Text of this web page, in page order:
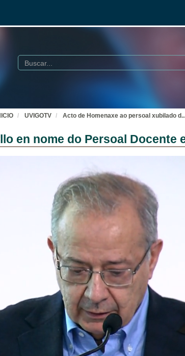
Buscar
UVIGOTV Acto de Homenaxe ao persoal xubilado d
en nome do Persoal Docente